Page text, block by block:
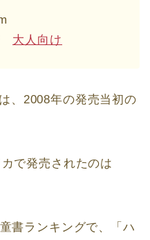
大人向け
、2008年の発売当初の
で発売されたのは
書ランキングで、「ハ